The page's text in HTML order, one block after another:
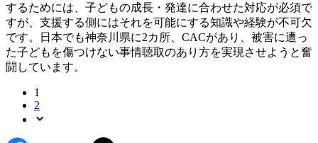
するためには、子どもの成長・発達に合わせた対応が必須で
すが、支援する側にはそれを可能にする知識や経験が不可欠
です。日本でも神奈川県に2カ所、CACがあり、被害に遭っ
た子どもを傷つけない事情聴取のあり方を実現させようと奮
闘しています。
1
2